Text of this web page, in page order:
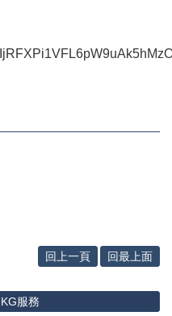
回上一頁 回最上面
服務